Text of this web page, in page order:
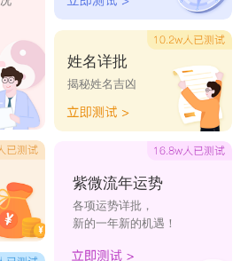
友是很难的，因为射手座的人不
们觉得一段关系必须清清楚楚，
手后就是陌生人，不需要牵扯
手座的人做事也比较绝情，他
清掉所有的聊天记录以及联系方
所以射手座的人是很难跟前任
载需注明出处
姓名详批
揭秘姓名吉凶
紫微流年运势
各项运势详批，
新的一年新的机遇！